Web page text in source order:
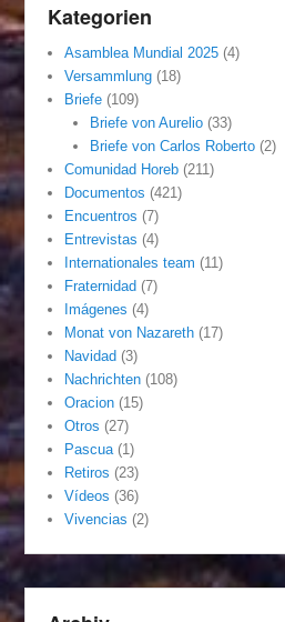
Kategorien
Asamblea Mundial 2025 (4)
Versammlung (18)
Briefe (109)
Briefe von Aurelio(33)
Briefe von Carlos Roberto(2)
Comunidad Horeb (211)
Documentos (421)
Encuentros (7)
Entrevistas (4)
Internationales team (11)
Fraternidad (7)
Imágenes (4)
Monat von Nazareth (17)
Navidad (3)
Nachrichten (108)
Oracion (15)
Otros (27)
Pascua (1)
Retiros (23)
Vídeos (36)
Vivencias (2)